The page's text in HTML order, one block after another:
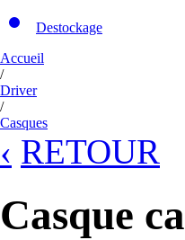
Destockage
Accueil
/
Driver
/
Casques
‹ RETOUR
Casque